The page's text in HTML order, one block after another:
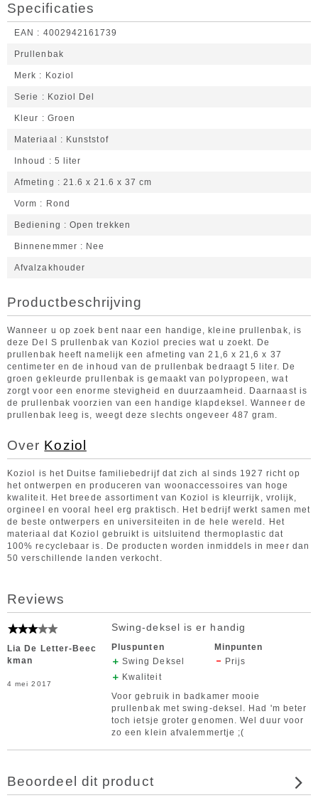
Specificaties
EAN 4002942161739
Prullenbak
Merk Koziol
Serie Koziol Del
Kleur Groen
Materiaal Kunststof
Inhoud 5 liter
Afmeting 21.6 x 21.6 x 37 cm
Vorm Rond
Bediening Open trekken
Binnenemmer Nee
Afvalzakhouder
Productbeschrijving
Wanneer u op zoek bent naar een handige, kleine prullenbak, is
deze Del S prullenbak van Koziol precies wat u zoekt. De
prullenbak heeft namelijk een afmeting van 21,6 x 21,6 x 37
centimeter en de inhoud van de prullenbak bedraagt 5 liter. De
groen gekleurde prullenbak is gemaakt van polypropeen, wat
zorgt voor een enorme stevigheid en duurzaamheid. Daarnaast is
de prullenbak voorzien van een handige klapdeksel. Wanneer de
prullenbak leeg is, weegt deze slechts ongeveer 487 gram.
Over Koziol
Koziol is het Duitse familiebedrijf dat zich al sinds 1927 richt op
het ontwerpen en produceren van woonaccessoires van hoge
kwaliteit. Het breede assortiment van Koziol is kleurrijk, vrolijk,
orgineel en vooral heel erg praktisch. Het bedrijf werkt samen met
de beste ontwerpers en universiteiten in de hele wereld. Het
materiaal dat Koziol gebruikt is uitsluitend thermoplastic dat
100% recyclebaar is. De producten worden inmiddels in meer dan
50 verschillende landen verkocht.
Reviews
Lia De Letter-Beec
kman
4 mei 2017
Swing-deksel is er handig
Pluspunten
Swing Deksel
Kwaliteit
Minpunten
Prijs
Voor gebruik in badkamer mooie
prullenbak met swing-deksel. Had 'm beter
toch ietsje groter genomen. Wel duur voor
zo een klein afvalemmertje ;(
Beoordeel dit product